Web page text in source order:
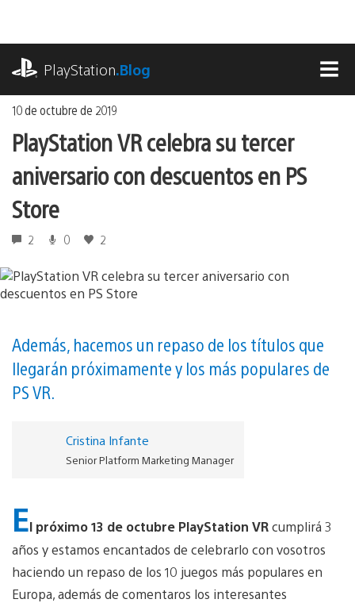
contenido
PlayStation.Blog
10 de octubre de 2019
PlayStation VR celebra su tercer
aniversario con descuentos en PS
Store
2 0 2
Además, hacemos un repaso de los títulos que
llegarán próximamente y los más populares de
PS VR.
Cristina Infante
Senior Platform Marketing Manager
El próximo 13 de octubre PlayStation VRcumplirá 3
años y estamos encantados de celebrarlo con vosotros
haciendo un repaso de los 10 juegos más populares en
Europa, además de comentaros los interesantes